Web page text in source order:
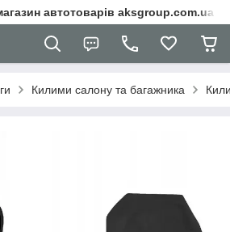
автотоварів aksgroup.com.ua
Килими салону та багажника